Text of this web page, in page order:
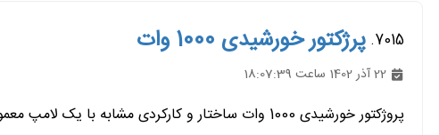
7015. پرژکتور خورشیدی 1000 وات
پروژکتور خورشیدی 1000 وات ساختار و کارکردی مشابه با یک لامپ معمولی دارد. این پروژکتور برای مناطقی که فاقد برق سراسری...